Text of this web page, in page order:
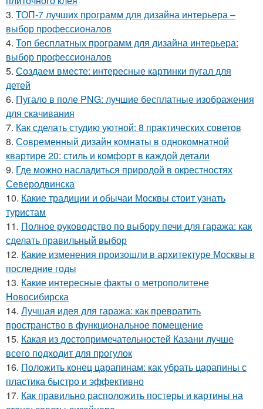
3. ТОП-7 лучших программ для дизайна интерьера –
выбор профессионалов
4. Топ бесплатных программ для дизайна интерьера:
выбор профессионалов
5. Создаем вместе: интересные картинки пугал для
детей
6. Пугало в поле PNG: лучшие бесплатные изображения
для скачивания
7. Как сделать студию уютной: 8 практических советов
8. Современный дизайн комнаты в однокомнатной
квартире 20: стиль и комфорт в каждой детали
9. Где можно насладиться природой в окрестностях
Северодвинска
10. Какие традиции и обычаи Москвы стоит узнать
туристам
11. Полное руководство по выбору печи для гаража: как
сделать правильный выбор
12. Какие изменения произошли в архитектуре Москвы в
последние годы
13. Какие интересные факты о метрополитене
Новосибирска
14. Лучшая идея для гаража: как превратить
пространство в функциональное помещение
15. Какая из достопримечательностей Казани лучше
всего подходит для прогулок
16. Положить конец царапинам: как убрать царапины с
пластика быстро и эффективно
17. Как правильно расположить постеры и картины на